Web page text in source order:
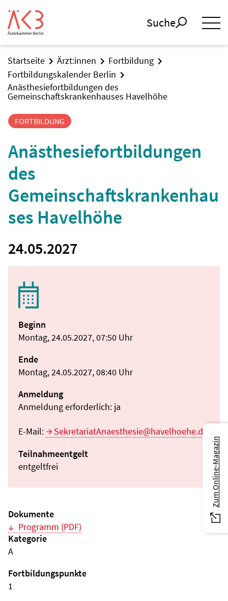
Suche
Startseite Ärzt:innen
Fortbildung
Fortbildungskalender Berlin
Anästhesiefortbildungen des
Gemeinschaftskrankenhauses Havelhöhe
FORTBILDUNG
Anästhesiefortbildungen
des
Gemeinschaftskrankenhau
ses Havelhöhe
24.05.2027
Beginn
Montag, 24.05.2027, 07:50 Uhr
Ende
Montag, 24.05.2027, 08:40 Uhr
Anmeldung
Anmeldung erforderlich: ja
E-Mail:
SekretariatAnaesthesie@havelhoehe.de
Teilnahmeentgelt
entgeltfrei
Dokumente
Programm (PDF)
Kategorie
A
Fortbildungspunkte
1
Zum Online-Magazin